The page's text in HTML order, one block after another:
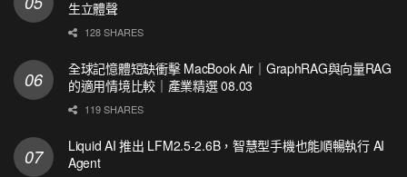
生立體聲
128 SHARES
全球記憶體短缺衝擊 MacBook Air｜GraphRAG與向量RAG
的適用情境比較｜產業精選 08.03
119 SHARES
Liquid AI 推出 LFM2.5-2.6B，智慧型手機也能順暢執行 AI
Agent